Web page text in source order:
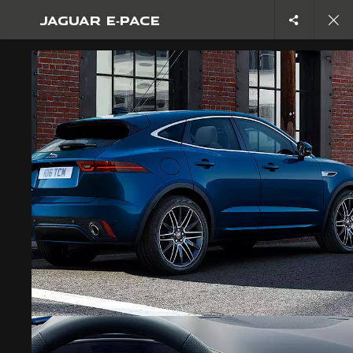
DESCUBRIR E‑PACE
GALERIA
JAGUAR E‑PACE
TRABAJA CON NOSOTROS
TÉRMINOS Y CONDICIONES
POLÍTICA DE PRIVACIDAD
POLÍTICA DE COOKIES